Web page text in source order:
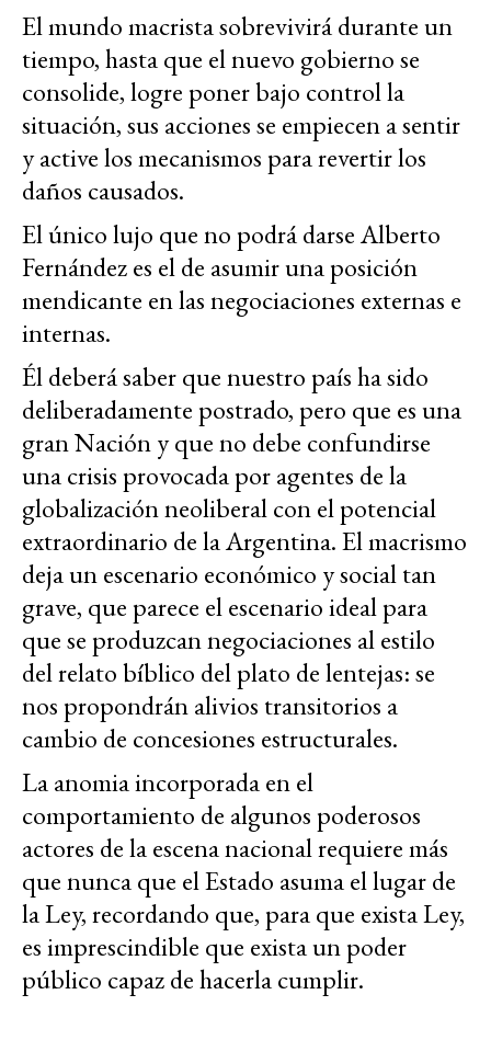
El mundo macrista sobrevivirá durante un
tiempo, hasta que el nuevo gobierno se
consolide, logre poner bajo control la
situación, sus acciones se empiecen a sentir
y active los mecanismos para revertir los
daños causados.
El único lujo que no podrá darse Alberto
Fernández es el de asumir una posición
mendicante en las negociaciones externas e
internas.
Él deberá saber que nuestro país ha sido
deliberadamente postrado, pero que es una
gran Nación y que no debe confundirse
una crisis provocada por agentes de la
globalización neoliberal con el potencial
extraordinario de la Argentina. El macrismo
deja un escenario económico y social tan
grave, que parece el escenario ideal para
que se produzcan negociaciones al estilo
del relato bíblico del plato de lentejas: se
nos propondrán alivios transitorios a
cambio de concesiones estructurales.
La anomia incorporada en el
comportamiento de algunos poderosos
actores de la escena nacional requiere más
que nunca que el Estado asuma el lugar de
la Ley, recordando que, para que exista Ley,
es imprescindible que exista un poder
público capaz de hacerla cumplir.